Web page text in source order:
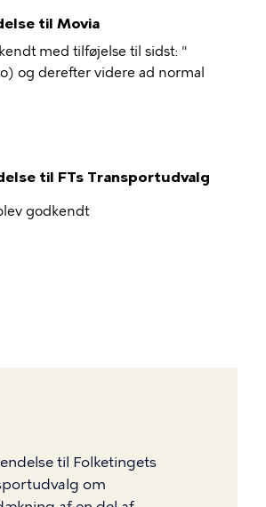
til Movia
med tilføjelse til sidst: "
og derefter videre ad normal
til FTs Transportudvalg
godkendt
til Folketingets
om